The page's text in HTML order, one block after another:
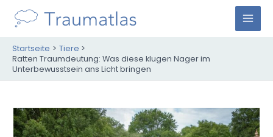
Inhalt
springen
M
M
Startseite
Tiere
Ratten Traumdeutung: Was diese klugen Nager im
Unterbewusstsein ans Licht bringen